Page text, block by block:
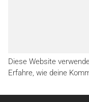
Diese Website
Erfahre, wie deine